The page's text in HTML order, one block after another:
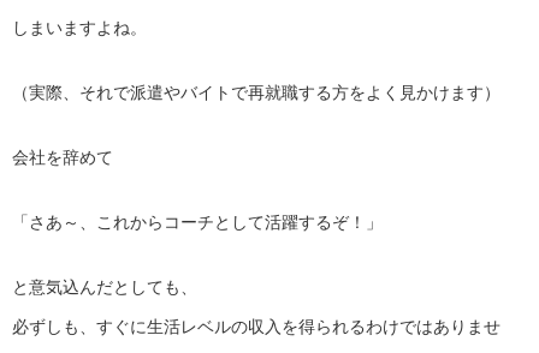
しまいますよね。
（実際、それで派遣やバイトで再就職する方をよく見かけます）
会社を辞めて
「さあ～、これからコーチとして活躍するぞ！」
と意気込んだとしても、
必ずしも、すぐに生活レベルの収入を得られるわけではありませ